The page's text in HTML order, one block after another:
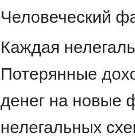
Человеческий
Каждая
Потерянные
денег на новые
нелегальных